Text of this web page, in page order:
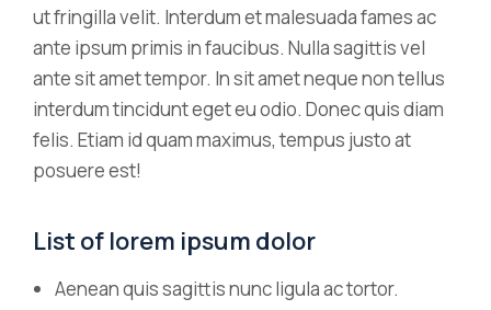
ut fringilla velit. Interdum et malesuada fames ac
ante ipsum primis in faucibus. Nulla sagittis vel
ante sit amet tempor. In sit amet neque non tellus
interdum tincidunt eget eu odio. Donec quis diam
felis. Etiam id quam maximus, tempus justo at
posuere est!
List of lorem ipsum dolor
Aenean quis sagittis nunc ligula ac tortor.